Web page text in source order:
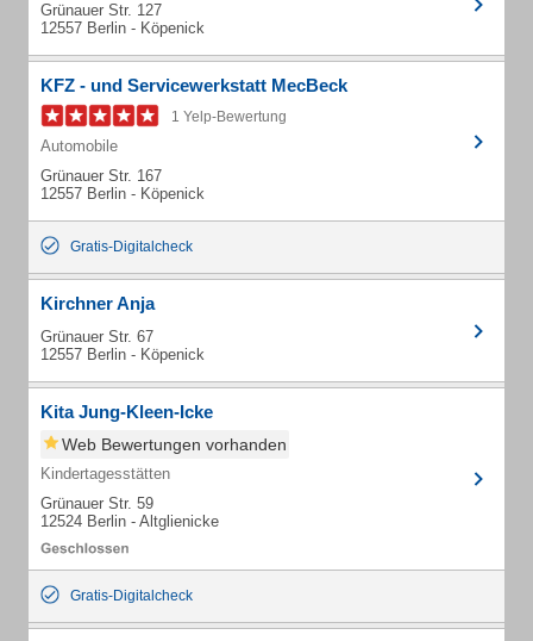
Grünauer Str. 127
12557 Berlin - Köpenick
KFZ - und Servicewerkstatt MecBeck
1 Yelp-Bewertung
Automobile
Grünauer Str. 167
12557 Berlin - Köpenick
Gratis-Digitalcheck
Kirchner Anja
Grünauer Str. 67
12557 Berlin - Köpenick
Kita Jung-Kleen-Icke
Web Bewertungen vorhanden
Kindertagesstätten
Grünauer Str. 59
12524 Berlin - Altglienicke
Gratis-Digitalcheck